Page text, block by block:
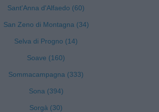
Sant'Anna d'Alfaedo (60)
San Zeno di Montagna (34)
Selva di Progno (14)
Soave (160)
Sommacampagna (333)
Sona (394)
Sorgà (30)